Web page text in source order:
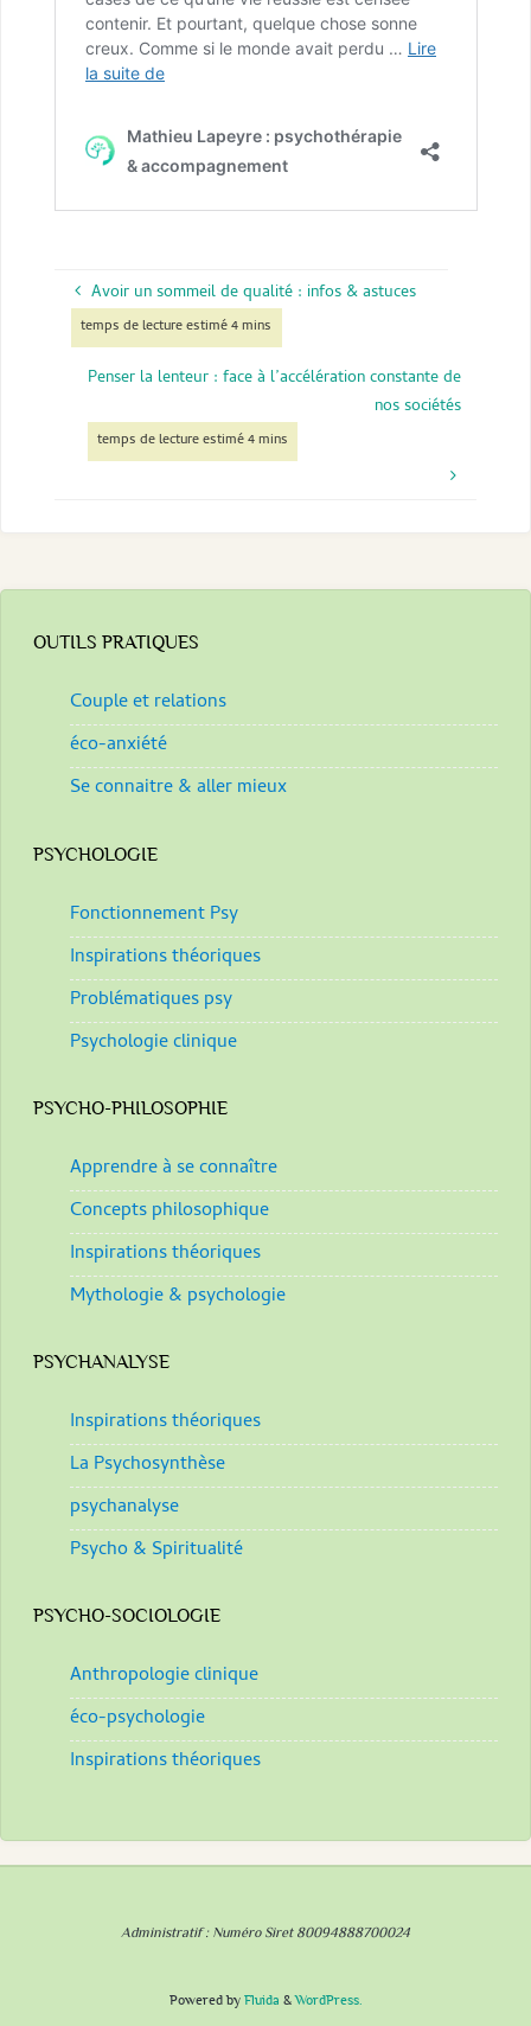
Avoir un sommeil de qualité : infos & astuces
Penser la lenteur : face à l’accélération constante de
nos sociétés
OUTILS PRATIQUES
Couple et relations
éco-anxiété
Se connaitre & aller mieux
PSYCHOLOGIE
Fonctionnement Psy
Inspirations théoriques
Problématiques psy
Psychologie clinique
PSYCHO-PHILOSOPHIE
Apprendre à se connaître
Concepts philosophique
Inspirations théoriques
Mythologie & psychologie
PSYCHANALYSE
Inspirations théoriques
La Psychosynthèse
psychanalyse
Psycho & Spiritualité
PSYCHO-SOCIOLOGIE
Anthropologie clinique
éco-psychologie
Inspirations théoriques
Administratif : Numéro Siret 80094888700024
Powered byFluida &WordPress.